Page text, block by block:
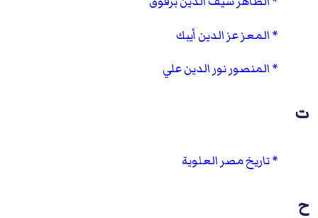
المعز عز الدين أيبك
المنصور نور الدين علي
ت
تاريخ مصر العلوية
ح